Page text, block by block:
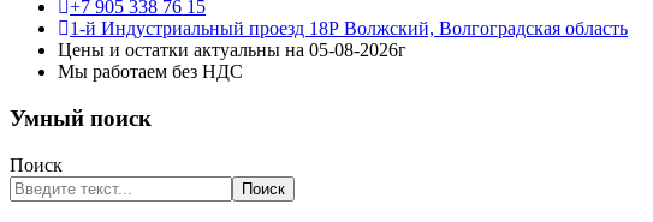
+7 905 338 76 15
1-й Индустриальный проезд 18Р Волжский, Волгоградская область
Цены и остатки актуальны на 05-08-2026г
Мы работаем без НДС
Умный поиск
Поиск
Поиск